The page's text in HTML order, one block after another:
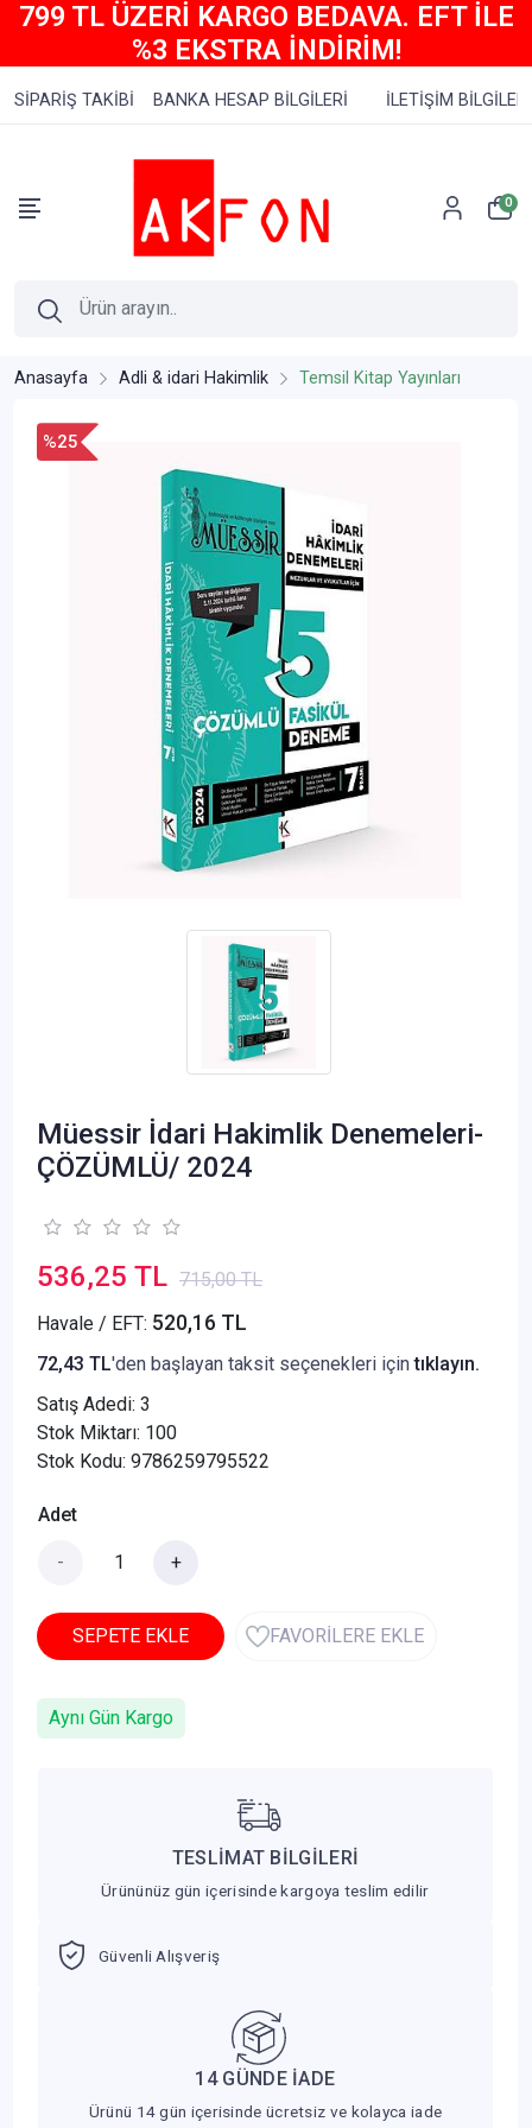
799 TL ÜZERİ KARGO BEDAVA. EFT İLE
%3 EKSTRA İNDİRİM!
SİPARİŞ TAKİBİ BANKA HESAP BİLGİLERİ İLETİŞİM BİLGİLERİ
0
Anasayfa Adli & idari Hakimlik Temsil Kitap Yayınları
%25
Müessir İdari Hakimlik Denemeleri-
ÇÖZÜMLÜ/ 2024
536,25 TL 715,00 TL
Havale / EFT: 520,16 TL
72,43 TL'den başlayan taksit seçenekleri içintıklayın.
Satış Adedi: 3
Stok Miktarı: 100
Stok Kodu: 9786259795522
Adet
- +
SEPETE EKLE FAVORİLERE EKLE
Aynı Gün Kargo
TESLİMAT BİLGİLERİ
Ürününüz gün içerisinde kargoya teslim edilir
Güvenli Alışveriş
14 GÜNDE İADE
Ürünü 14 gün içerisinde ücretsiz ve kolayca iade